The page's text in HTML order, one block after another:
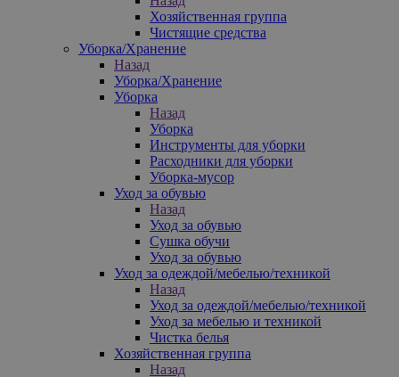
Хозяйственная группа
Чистящие средства
Уборка/Хранение
Назад
Уборка/Хранение
Уборка
Назад
Уборка
Инструменты для уборки
Расходники для уборки
Уборка-мусор
Уход за обувью
Назад
Уход за обувью
Сушка обучи
Уход за обувью
Уход за одеждой/мебелью/техникой
Назад
Уход за одеждой/мебелью/техникой
Уход за мебелью и техникой
Чистка белья
Хозяйственная группа
Назад